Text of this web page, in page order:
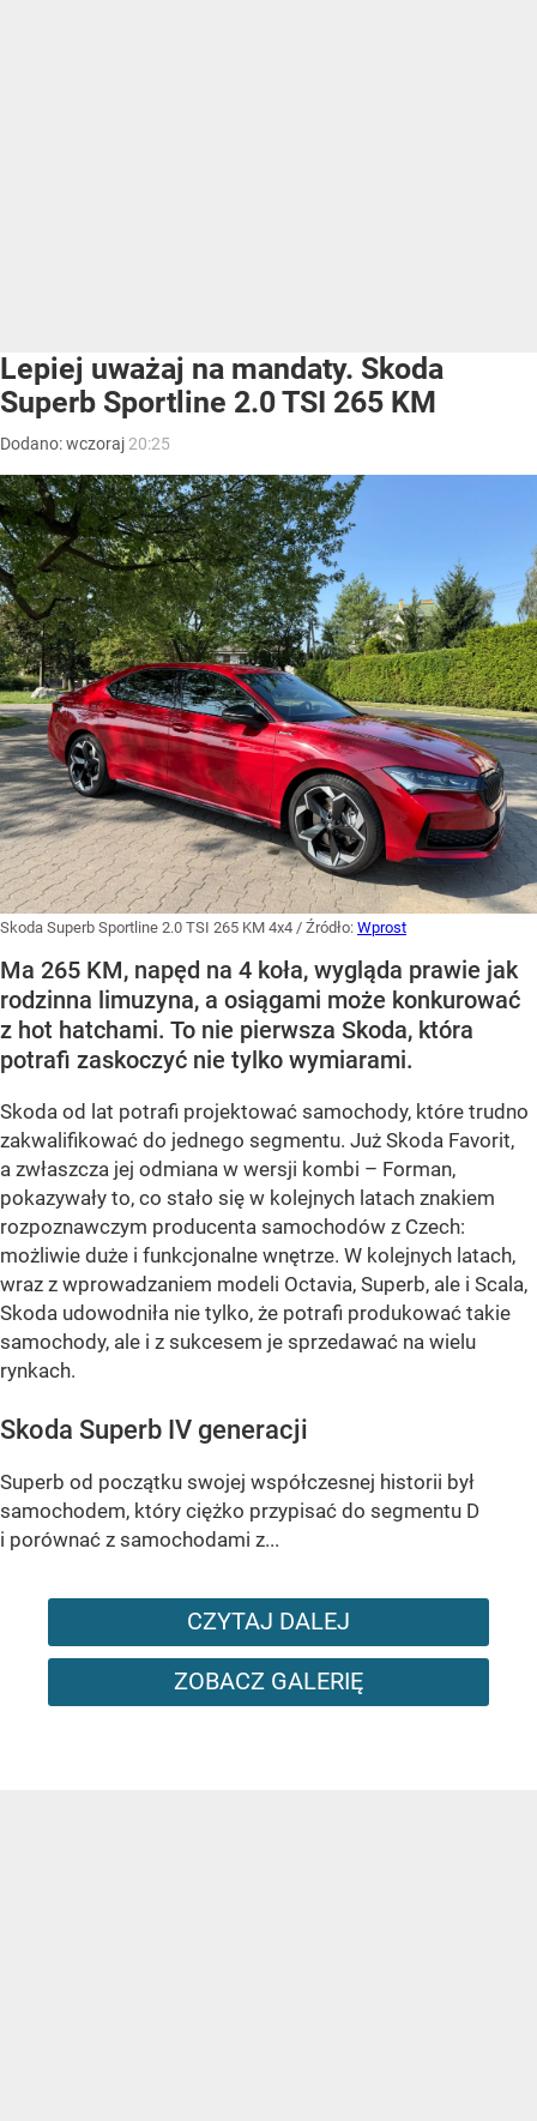
Lepiej uważaj na mandaty. Skoda
Superb Sportline 2.0 TSI 265 KM
Dodano:wczoraj 20:25
Skoda Superb Sportline 2.0 TSI 265 KM 4x4 / Źródło: Wprost
Ma 265 KM, napęd na 4 koła, wygląda prawie jak
rodzinna limuzyna, a osiągami może konkurować
z hot hatchami. To nie pierwsza Skoda, która
potrafi zaskoczyć nie tylko wymiarami.
Skoda od lat potrafi projektować samochody, które trudno
zakwalifikować do jednego segmentu. Już Skoda Favorit,
a zwłaszcza jej odmiana w wersji kombi – Forman,
pokazywały to, co stało się w kolejnych latach znakiem
rozpoznawczym producenta samochodów z Czech:
możliwie duże i funkcjonalne wnętrze. W kolejnych latach,
wraz z wprowadzaniem modeli Octavia, Superb, ale i Scala,
Skoda udowodniła nie tylko, że potrafi produkować takie
samochody, ale i z sukcesem je sprzedawać na wielu
rynkach.
Skoda Superb IV generacji
Superb od początku swojej współczesnej historii był
samochodem, który ciężko przypisać do segmentu D
i porównać z samochodami z...
CZYTAJ DALEJ
ZOBACZ GALERIĘ